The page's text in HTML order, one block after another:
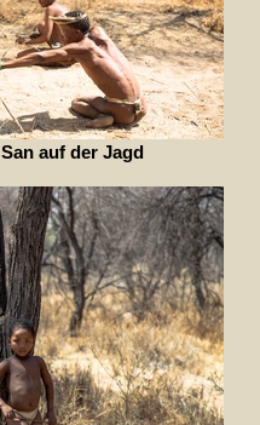
San auf der Jagd